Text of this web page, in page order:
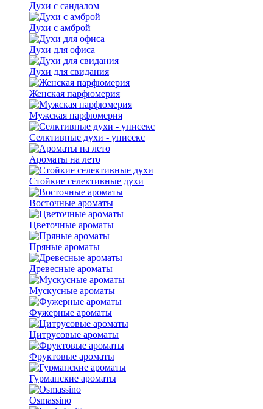
Духи с сандалом
Духи с амброй
Духи для офиса
Духи для свидания
Женская парфюмерия
Мужская парфюмерия
Селктивные духи - унисекс
Ароматы на лето
Стойкие селективные духи
Восточные ароматы
Цветочные ароматы
Пряные ароматы
Древесные ароматы
Мускусные ароматы
Фужерные ароматы
Цитрусовые ароматы
Фруктовые ароматы
Гурманские ароматы
Osmassino